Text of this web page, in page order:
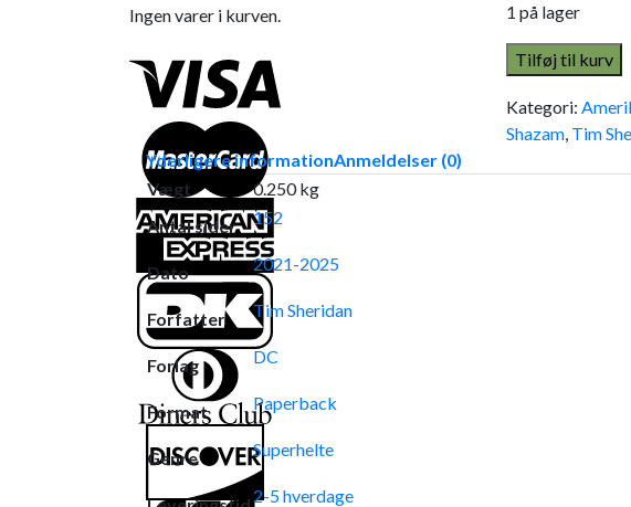
Ingen varer i kurven. 1 på lager
Tilføj til kurv
Kategori:
Shazam, Tim
Yderligere informationAnmeldelser (0)
Vægt
0.250 kg
Antal sider
152
Dato 2021-2025
Forfatter Tim Sheridan
Forlag DC
Format Paperback
Genre Superhelte
2-5 hverdage